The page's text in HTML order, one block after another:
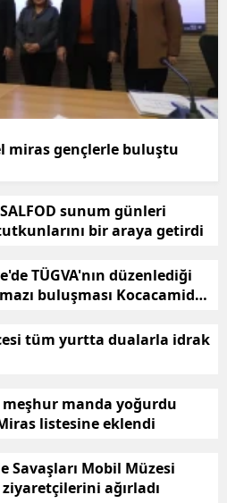
miras gençlerle buluştu
sunum günleri
bir araya getirdi
TÜGVA'nın düzenlediği
buluşması Kocacamide
tüm yurtta dualarla idrak
meşhur manda yoğurdu
listesine eklendi
Savaşları Mobil Müzesi
ağırladı